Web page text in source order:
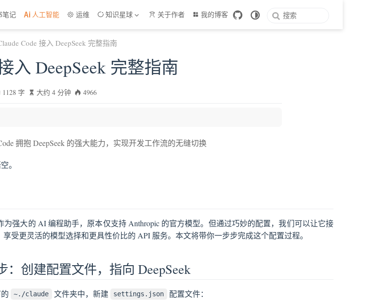
笔记 人工智能 运维 知识星球 关于作者 我的博客
Code 接入 DeepSeek 完整指南
入 DeepSeek 完整指南
1128 字 大约 4 分钟 4966
DeepSeek
（可选）
边界
拥抱 DeepSeek 的强大能力，实现开发工作流的无缝切换
。
为强大的 AI 编程助手，原本仅支持 Anthropic 的官方模型。但通过巧妙的配置，我们可以让它接
享受更灵活的模型选择和更具性价比的 API 服务。本文将带你一步步完成这个配置过程。
：创建配置文件，指向 DeepSeek
~./claude 文件夹中，新建 settings.json 配置文件：